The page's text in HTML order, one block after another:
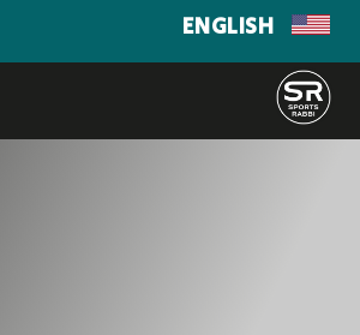
ENGLISH